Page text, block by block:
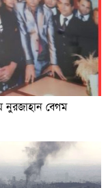
বেগম